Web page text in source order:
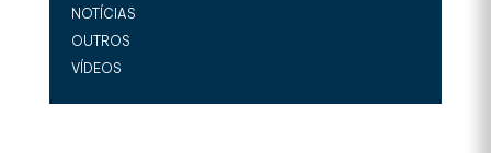
NOTÍCIAS
OUTROS
VÍDEOS